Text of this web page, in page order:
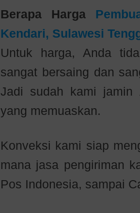
Berapa Harga
Kendari, Sulawesi
Untuk harga, Anda
sangat bersaing dan
Jadi sudah kami jamin
yang memuaskan.
Konveksi kami siap
mana jasa pengiriman
Pos Indonesia, sampai